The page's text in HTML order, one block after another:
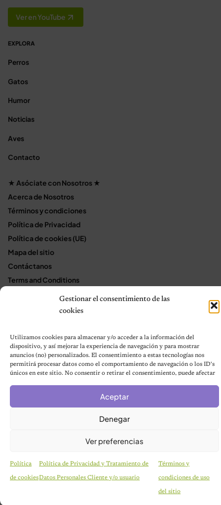
Gestionar el consentimiento de las
cookies
Utilizamos cookies para almacenar y/o acceder a la información del
dispositivo, y así mejorar la experiencia de navegación y para mostrar
anuncios (no) personalizados. El consentimiento a estas tecnologías nos
permitirá procesar datos como el comportamiento de navegación o los ID's
únicos en este sitio. No consentir o retirar el consentimiento, puede afectar
Aceptar
Denegar
Ver preferencias
Política
de cookies
Política de Privacidad y Tratamiento de
Datos Personales Cliente y/o usuario
Términos y
condiciones de uso
del sitio
HISTORIAS EMOTIVAS
Pesaba poco más de un kilo y estaba en la lista de
Ver en YouTube
EXPLORA
Perros
Gatos
Humor
Noticias
Aves
Contacto
★ Asóciate con Nosotros ★
Acerca de Nosotros
Términos y condiciones
Política de Privacidad
Política de cookies (UE)
Mapa del sitio
Contáctanos
Terms and Conditions